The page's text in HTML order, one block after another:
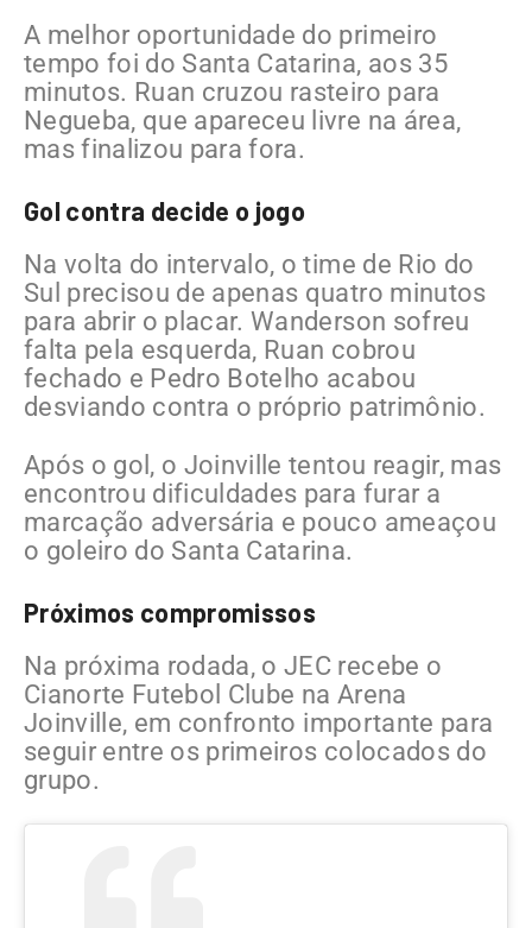
A melhor oportunidade do primeiro
tempo foi do Santa Catarina, aos 35
minutos. Ruan cruzou rasteiro para
Negueba, que apareceu livre na área,
mas finalizou para fora.
Gol contra decide o jogo
Na volta do intervalo, o time de Rio do
Sul precisou de apenas quatro minutos
para abrir o placar. Wanderson sofreu
falta pela esquerda, Ruan cobrou
fechado e Pedro Botelho acabou
desviando contra o próprio patrimônio.
Após o gol, o Joinville tentou reagir, mas
encontrou dificuldades para furar a
marcação adversária e pouco ameaçou
o goleiro do Santa Catarina.
Próximos compromissos
Na próxima rodada, o JEC recebe o
Cianorte Futebol Clube na Arena
Joinville, em confronto importante para
seguir entre os primeiros colocados do
grupo.